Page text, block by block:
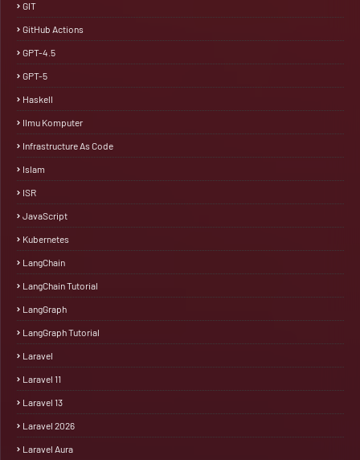
GIT
GitHub Actions
GPT-4.5
GPT-5
Haskell
Ilmu Komputer
Infrastructure As Code
Islam
ISR
JavaScript
Kubernetes
LangChain
LangChain Tutorial
LangGraph
LangGraph Tutorial
Laravel
Laravel 11
Laravel 13
Laravel 2026
Laravel Aura